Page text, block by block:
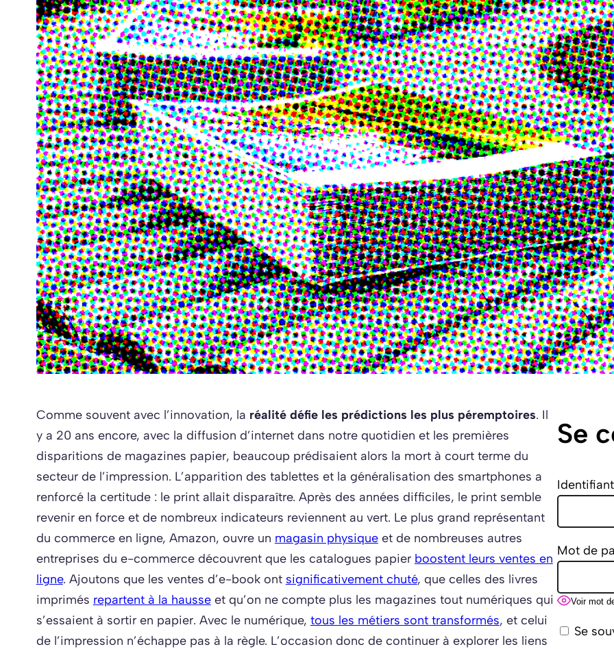
Comme souvent avec l’innovation, la réalité défie les prédictions les plus péremptoires. Il
y a 20 ans encore, avec la diffusion d’internet dans notre quotidien et les premières
disparitions de magazines papier, beaucoup prédisaient alors la mort à court terme du
secteur de l’impression. L’apparition des tablettes et la généralisation des smartphones a
renforcé la certitude : le print allait disparaître. Après des années difficiles, le print semble
revenir en force et de nombreux indicateurs reviennent au vert. Le plus grand représentant
du commerce en ligne, Amazon, ouvre un magasin physiqueet de nombreuses autres
entreprises du e-commerce découvrent que les catalogues papier boostent leurs ventes en
ligne. Ajoutons que les ventes d’e-book ont significativement chuté, que celles des livres
imprimés repartent à la hausseet qu’on ne compte plus les magazines tout numériques qui
s’essaient à sortir en papier. Avec le numérique, tous les métiers sont transformés, et celui
de l’impression n’échappe pas à la règle. L’occasion donc de continuer à explorer les liens
Se
Mot de
Voir mot
Se